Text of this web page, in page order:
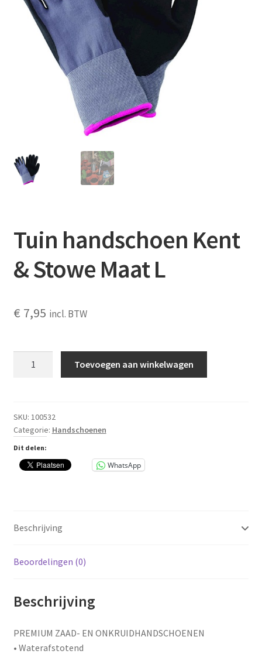
Contact
Booking Search
Tuin handschoen Kent
& Stowe Maat L
€ 7,95 incl. BTW
Stowe
Maat
L
aantal
Toevoegen aan winkelwagen
SKU: 100532
Categorie: Handschoenen
Dit delen:
WhatsApp
Beschrijving
Beoordelingen (0)
Beschrijving
PREMIUM ZAAD- EN ONKRUIDHANDSCHOENEN
• Waterafstotend